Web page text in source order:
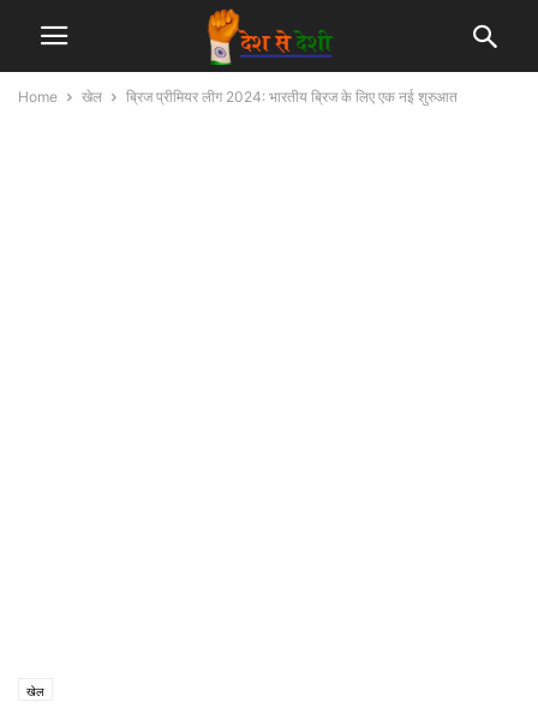
Home खेल ब्रिज प्रीमियर लीग 2024: भारतीय ब्रिज के लिए एक नई शुरुआत
खेल